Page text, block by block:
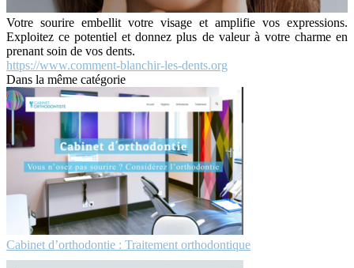
Votre sourire embellit votre visage et amplifie vos expressions.
Exploitez ce potentiel et donnez plus de valeur à votre charme en
prenant soin de vos dents.
https://www.comment-blanchir-les-dents.org
Dans la même catégorie
Cabinet d’orthodontie : Traitement orthodontique